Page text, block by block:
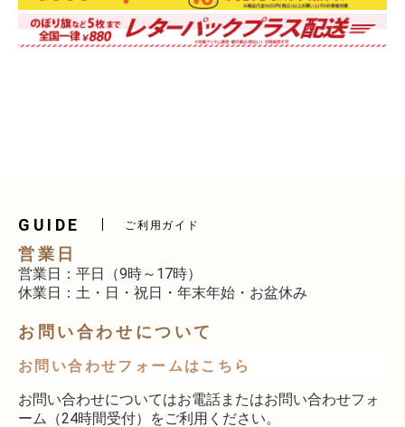
GUIDE ご利用ガイド
営業日
営業日：平日（9時～17時）
休業日：土・日・祝日・年末年始・お盆休み
お問い合わせについて
お問い合わせフォームはこちら
お問い合わせについてはお電話またはお問い合わせフォ
ーム（24時間受付）をご利用ください。